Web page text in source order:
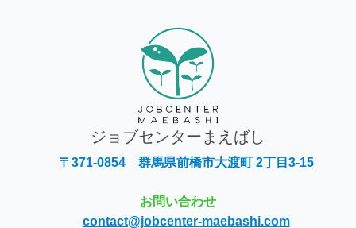
ジョブセンターまえばし
〒371-0854 群馬県前橋市大渡町 2丁目3-15
お問い合わせ
contact@jobcenter-maebashi.com